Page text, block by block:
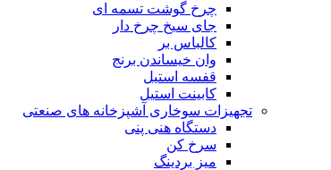
چرخ گوشت تسمه ای
جای سیخ چرخ دار
کالباس بر
وان خیساندن برنج
قفسه استیل
کابینت استیل
تجهیزات سوخاری آشپزخانه های صنعتی
دستگاه هنی پنی
سرخ کن
میز بردینگ